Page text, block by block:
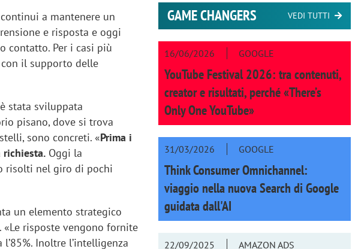
a mantenere un
e risposta e oggi
contatto. Per i casi più
il supporto delle
stata sviluppata
pisano, dove si trova
sono concreti. «Prima i
Oggi la
risolti nel giro di pochi
un elemento strategico
«Le risposte vengono fornite
Inoltre l’intelligenza
GAME CHANGERS VEDI TUTTI
16/06/2026 GOOGLE
YouTube Festival 2026: tra contenuti,
creator e risultati, perché «There’s
Only One YouTube»
31/03/2026 GOOGLE
Think Consumer Omnichannel:
viaggio nella nuova Search di Google
guidata dall'AI
22/09/2025 AMAZON ADS